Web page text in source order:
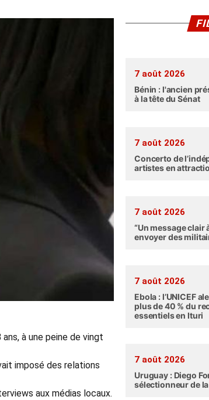
à une peine de vingt
imposé des relations
aux médias locaux.
7 août 2026
Bénin : l'ancien
à la tête du Sénat
7 août 2026
Concerto de
artistes en
7 août 2026
“Un message clair
envoyer des
7 août 2026
Ebola : l’UNICEF
plus de 40 % du
essentiels en Ituri
7 août 2026
Uruguay : Diego
sélectionneur de